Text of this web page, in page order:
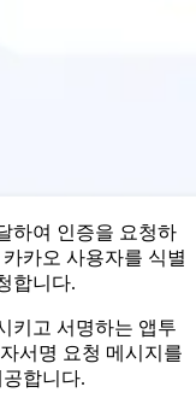
하여 인증을 요청하
카오 사용자를 식별
합니다.
키고 서명하는 앱투
서명 요청 메시지를
합니다.